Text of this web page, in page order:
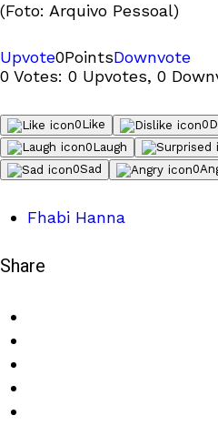
(Foto: Arquivo Pessoal)
Upvote0PointsDownvote
0 Votes: 0 Upvotes, 0
0Like 0
0Laugh
0Sad 0
Fhabi Hanna
Share